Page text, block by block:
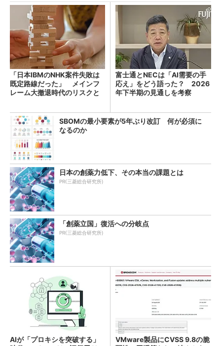
「日本IBMのNHK案件失敗は
既定路線だった」 メインフ
レーム大撤退時代のリスクと
富士通とNECは「AI需要の手
応え」をどう語った？ 2026
年下半期の見通しを考察
SBOMの最小要素が5年ぶり改訂 何が必須に
なるのか
日本の創薬力低下、その本当の課題とは
PR(三菱総合研究所)
「創薬立国」復活への分岐点
PR(三菱総合研究所)
AIが「プロキシを突破する」
VMware製品にCVSS 9.8の脆